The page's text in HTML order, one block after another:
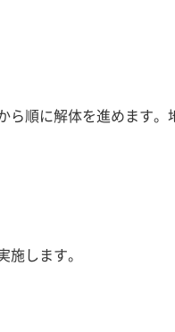
順に解体を進めます
します。